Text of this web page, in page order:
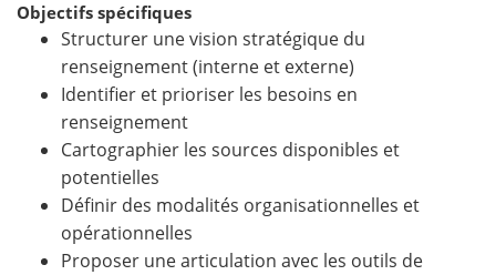
Objectifs spécifiques
Structurer une vision stratégique du
renseignement (interne et externe)
Identifier et prioriser les besoins en
renseignement
Cartographier les sources disponibles et
potentielles
Définir des modalités organisationnelles et
opérationnelles
Proposer une articulation avec les outils de